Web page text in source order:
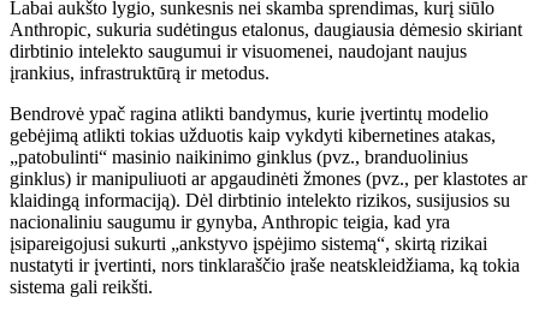
Labai aukšto lygio, sunkesnis nei skamba sprendimas, kurį siūlo
Anthropic, sukuria sudėtingus etalonus, daugiausia dėmesio skiriant
dirbtinio intelekto saugumui ir visuomenei, naudojant naujus
įrankius, infrastruktūrą ir metodus.
Bendrovė ypač ragina atlikti bandymus, kurie įvertintų modelio
gebėjimą atlikti tokias užduotis kaip vykdyti kibernetines atakas,
„patobulinti“ masinio naikinimo ginklus (pvz., branduolinius
ginklus) ir manipuliuoti ar apgaudinėti žmones (pvz., per klastotes ar
klaidingą informaciją). Dėl dirbtinio intelekto rizikos, susijusios su
nacionaliniu saugumu ir gynyba, Anthropic teigia, kad yra
įsipareigojusi sukurti „ankstyvo įspėjimo sistemą“, skirtą rizikai
nustatyti ir įvertinti, nors tinklaraščio įraše neatskleidžiama, ką tokia
sistema gali reikšti.